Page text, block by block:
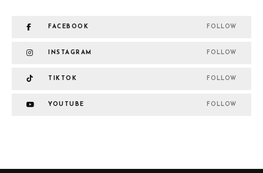
FACEBOOK FOLLOW
INSTAGRAM FOLLOW
TIKTOK FOLLOW
YOUTUBE FOLLOW